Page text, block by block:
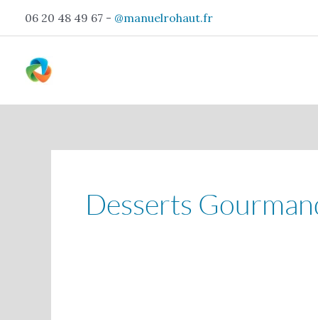
contenu
06 20 48 49 67 - @manuelrohaut.fr
Desserts